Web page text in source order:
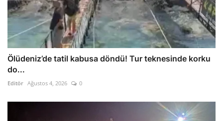
Ölüdeniz’de tatil kabusa döndü! Tur teknesinde korku
do...
Editör Ağustos 4, 2026 0